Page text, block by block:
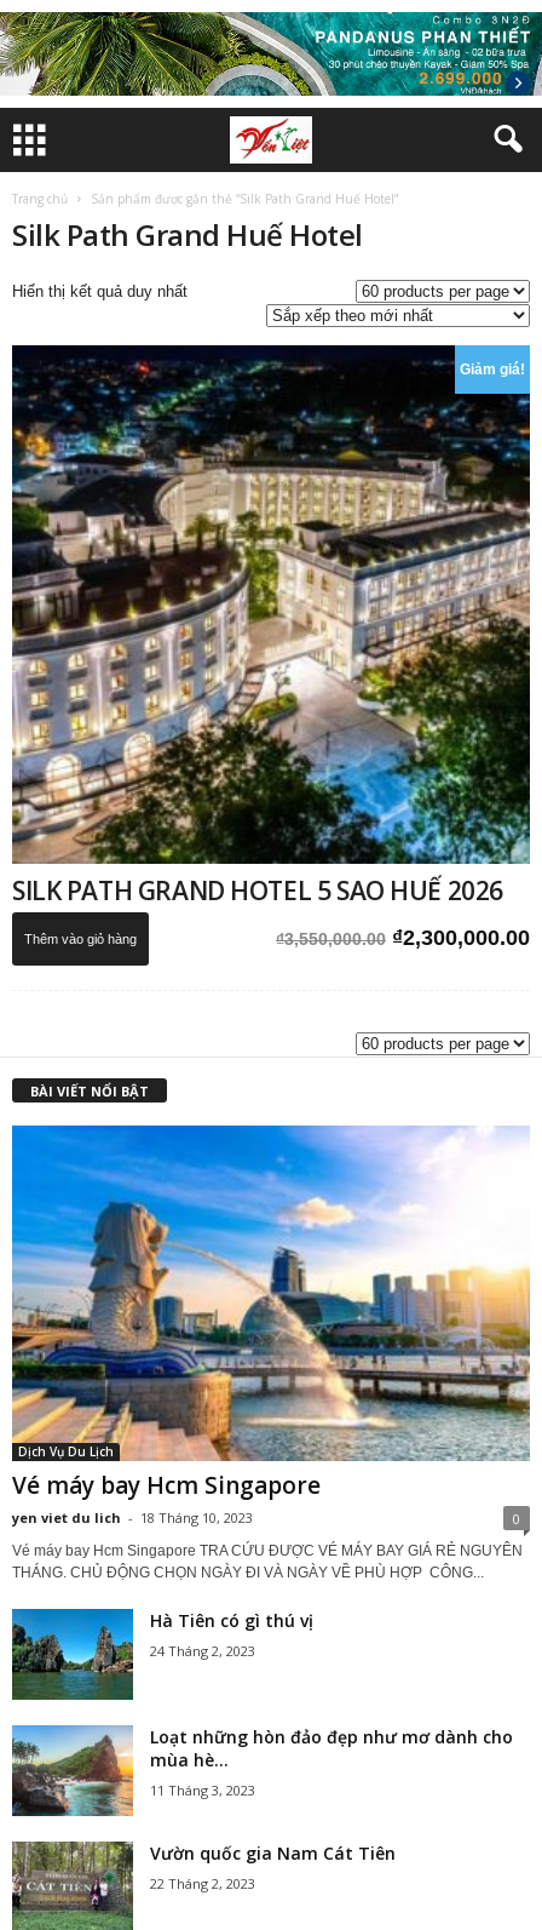
Trang chủ Sản phẩm được gắn thẻ “Silk Path Grand Huế Hotel”
Silk Path Grand Huế Hotel
Hiển thị kết quả duy nhất
Giảm giá!
SILK PATH GRAND HOTEL 5 SAO HUẾ 2026
₫3,550,000.00 Giá
₫2,300,000.00
Thêm vào giỏ hàng
BÀI VIẾT NỔI BẬT
Dịch Vụ Du Lịch
Vé máy bay Hcm Singapore
yen viet du lich - 18 Tháng 10, 2023 0
Vé máy bay Hcm Singapore TRA CỨU ĐƯỢC VÉ MÁY BAY GIÁ RẺ NGUYÊN
THÁNG. CHỦ ĐỘNG CHỌN NGÀY ĐI VÀ NGÀY VỀ PHÙ HỢP CÔNG...
Hà Tiên có gì thú vị
24 Tháng 2, 2023
Loạt những hòn đảo đẹp như mơ dành cho
mùa hè...
11 Tháng 3, 2023
Vườn quốc gia Nam Cát Tiên
22 Tháng 2, 2023